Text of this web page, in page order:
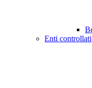
Enti controllati